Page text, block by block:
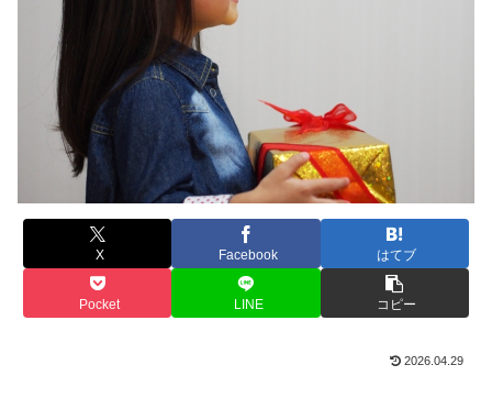
X Facebook はてブ
Pocket LINE コピー
2026.04.29